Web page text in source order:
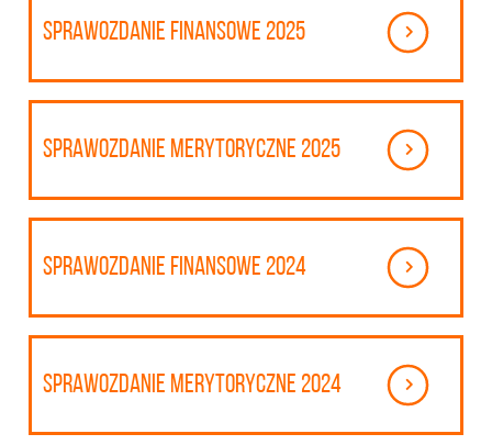
Sprawozdanie finansowe 2025
Sprawozdanie merytoryczne 2025
Sprawozdanie finansowe 2024
Sprawozdanie merytoryczne 2024